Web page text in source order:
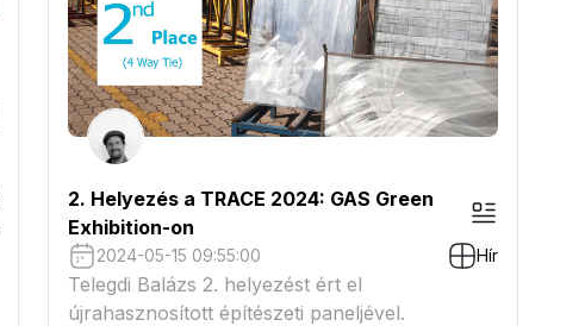
2. Helyezés a TRACE 2024: GAS Green
Exhibition-on
2024-05-15 09:55:00 Hír
Telegdi Balázs 2. helyezést ért el
újrahasznosított építészeti paneljével.